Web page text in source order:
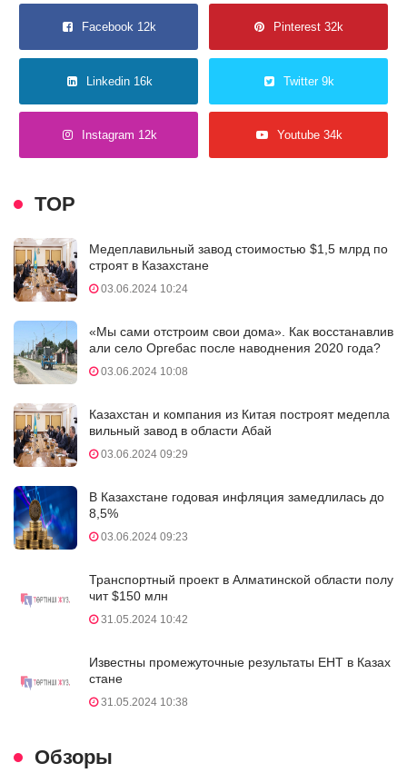
Facebook 12k Pinterest 32k
Linkedin 16k Twitter 9k
Instagram 12k Youtube 34k
TOP
Медеплавильный завод стоимостью $1,5 млрд по
строят в Казахстане
03.06.2024 10:24
«Мы сами отстроим свои дома». Как восстанавлив
али село Оргебас после наводнения 2020 года?
03.06.2024 10:08
Казахстан и компания из Китая построят медепла
вильный завод в области Абай
03.06.2024 09:29
В Казахстане годовая инфляция замедлилась до
8,5%
03.06.2024 09:23
Транспортный проект в Алматинской области полу
чит $150 млн
31.05.2024 10:42
Известны промежуточные результаты ЕНТ в Казах
стане
31.05.2024 10:38
Обзоры